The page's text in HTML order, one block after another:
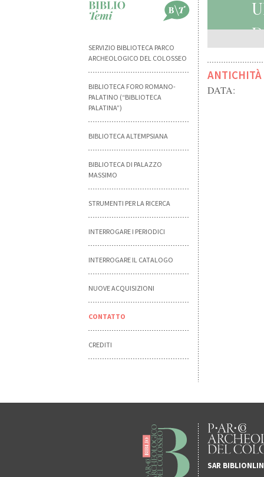
SERVIZIO BIBLIOTECA PARCO
ARCHEOLOGICO DEL COLOSSEO
BIBLIOTECA FORO ROMANO-
PALATINO (“BIBLIOTECA
PALATINA”)
BIBLIOTECA ALTEMPSIANA
BIBLIOTECA DI PALAZZO
MASSIMO
STRUMENTI PER LA RICERCA
INTERROGARE I PERIODICI
INTERROGARE IL CATALOGO
NUOVE ACQUISIZIONI
CONTATTO
CREDITI
ANTICHITÀ
DATA:
SAR